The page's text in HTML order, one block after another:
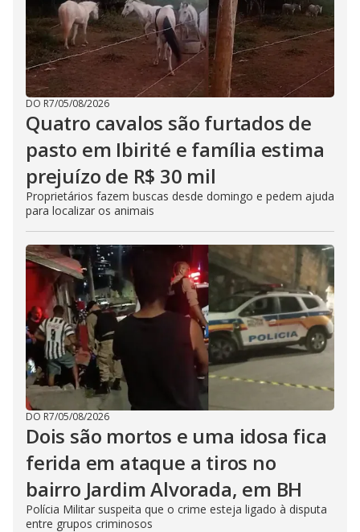
DO R7/05/08/2026
Quatro cavalos são furtados de
pasto em Ibirité e família estima
prejuízo de R$ 30 mil
Proprietários fazem buscas desde domingo e pedem ajuda
para localizar os animais
DO R7/05/08/2026
Dois são mortos e uma idosa fica
ferida em ataque a tiros no
bairro Jardim Alvorada, em BH
Polícia Militar suspeita que o crime esteja ligado à disputa
entre grupos criminosos